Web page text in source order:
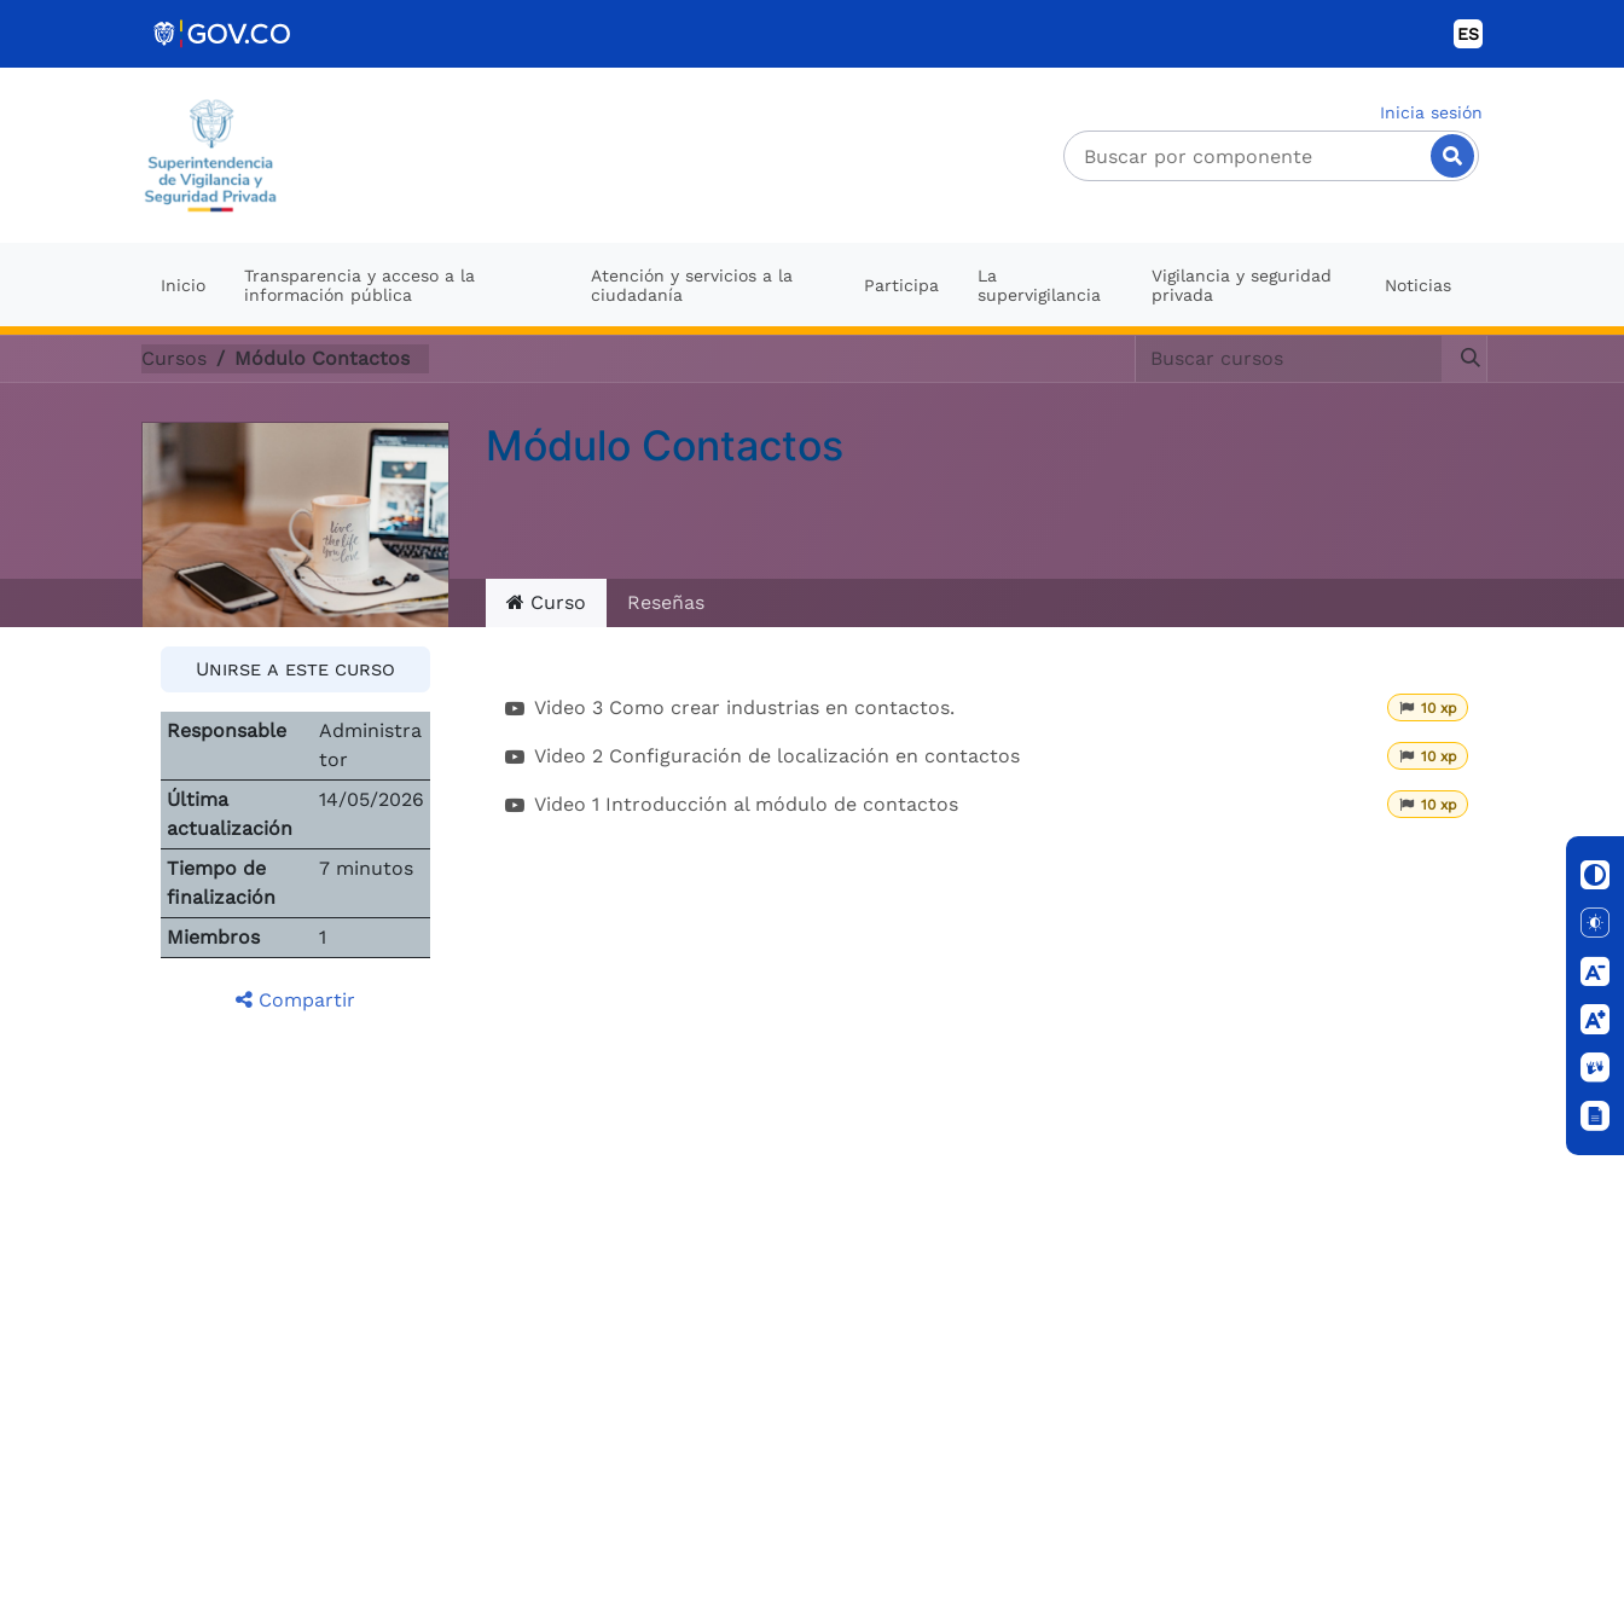
ES
Inicia sesión
Inicio
Transparencia y acceso a la
información pública
Atención y servicios a la
ciudadanía
Participa
La
supervigilancia
Vigilancia y seguridad
privada
Noticias
Cursos Módulo Contactos
Módulo Contactos
Unirse a este curso
Responsable
Administra
tor
Última
actualización
14/05/2026
Tiempo de
finalización
7 minutos
Miembros 1
Compartir
Curso Reseñas
Video 3 Como crear industrias en contactos. 10 xp
Video 2 Configuración de localización en contactos 10 xp
Video 1 Introducción al módulo de contactos 10 xp